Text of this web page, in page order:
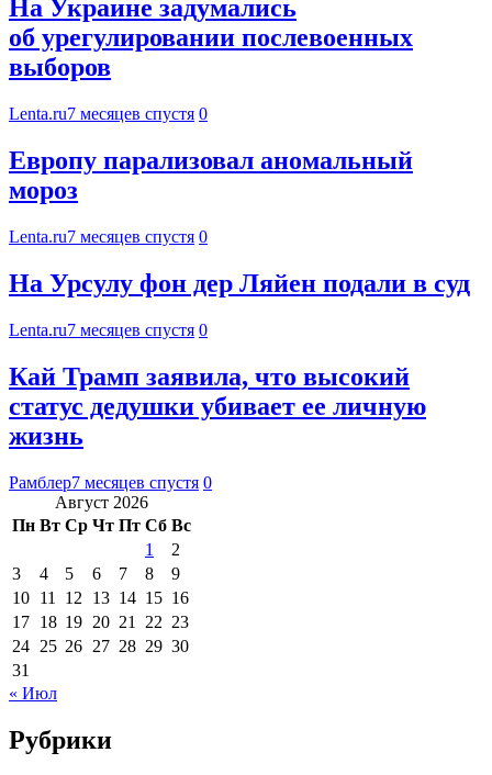
На Украине задумались
об урегулировании послевоенных
выборов
Lenta.ru7 месяцев спустя 0
Европу парализовал аномальный
мороз
Lenta.ru7 месяцев спустя 0
На Урсулу фон дер Ляйен подали в суд
Lenta.ru7 месяцев спустя 0
Кай Трамп заявила, что высокий
статус дедушки убивает ее личную
жизнь
Рамблер7 месяцев спустя 0
Август 2026
Пн Вт Ср Чт Пт Сб Вс
1
2
3
4 5 6 7 8
9
10 11 12 13 14 15 16
17 18 19 20 21 22 23
24 25 26 27 28 29 30
31
« Июл
Рубрики